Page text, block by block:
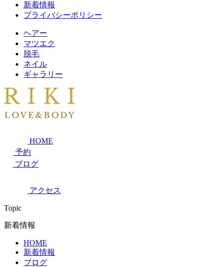
新着情報
プライバシーポリシー
ヘアー
マツエク
脱毛
ネイル
ギャラリー
HOME
予約
ブログ
アクセス
Topic
新着情報
HOME
新着情報
ブログ